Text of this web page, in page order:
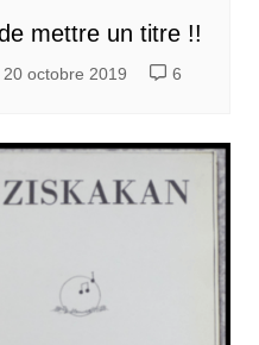
mettre un titre !!
octobre 2019 6